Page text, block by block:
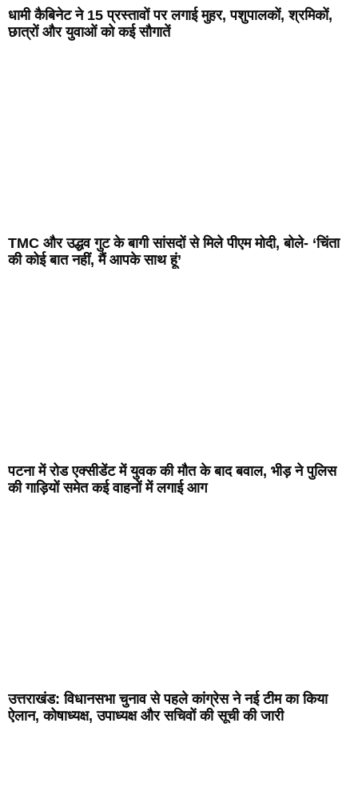
धामी कैबिनेट ने 15 प्रस्तावों पर लगाई मुहर, पशुपालकों, श्रमिकों,
छात्रों और युवाओं को कई सौगातें
TMC और उद्धव गुट के बागी सांसदों से मिले पीएम मोदी, बोले- ‘चिंता
की कोई बात नहीं, मैं आपके साथ हूं’
पटना में रोड एक्सीडेंट में युवक की मौत के बाद बवाल, भीड़ ने पुलिस
की गाड़ियों समेत कई वाहनों में लगाई आग
उत्तराखंड: विधानसभा चुनाव से पहले कांग्रेस ने नई टीम का किया
ऐलान, कोषाध्यक्ष, उपाध्यक्ष और सचिवों की सूची की जारी